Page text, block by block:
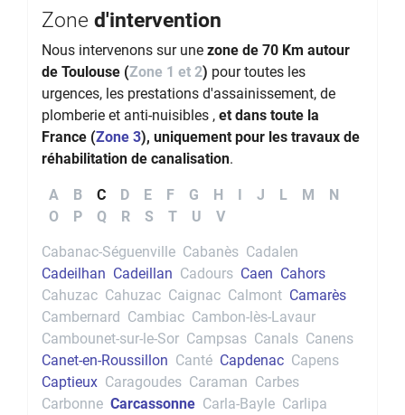
Zone d'intervention
Nous intervenons sur une zone de 70 Km autour
de Toulouse (Zone 1 et 2) pour toutes les
urgences, les prestations d'assainissement, de
plomberie et anti-nuisibles , et dans toute la
France (Zone 3), uniquement pour les travaux de
réhabilitation de canalisation.
A B C D E F G H I J L M
N
O
P Q R S T U V
Cabanac-Séguenville Cabanès Cadalen
Cadeilhan Cadeillan Cadours Caen Cahors
Cahuzac Cahuzac Caignac Calmont Camarès
Cambernard Cambiac Cambon-lès-Lavaur
Cambounet-sur-le-Sor Campsas Canals Canens
Canet-en-Roussillon Canté Capdenac Capens
Captieux Caragoudes Caraman Carbes
Carbonne Carcassonne Carla-Bayle Carlipa